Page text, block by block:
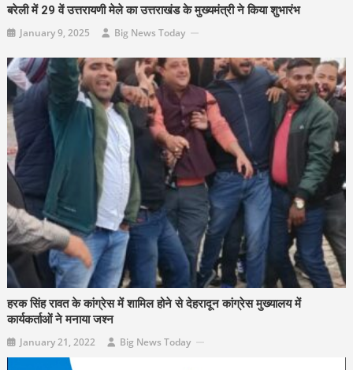
बरेली में 29 वें उत्तरायणी मेले का उत्तराखंड के मुख्यमंत्री ने किया शुभारंभ
January 9, 2025 Big News Today
हरक सिंह रावत के कांग्रेस में शामिल होने से देहरादून कांग्रेस मुख्यालय में
कार्यकर्ताओं ने मनाया जश्न
January 21, 2022 Big News Today